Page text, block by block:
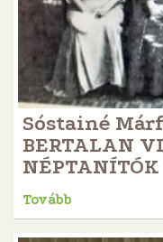
Sóstainé
BERTALAN
Tovább